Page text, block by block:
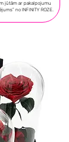
jūtām ar pakalpojumu
no INFINITY ROZE.